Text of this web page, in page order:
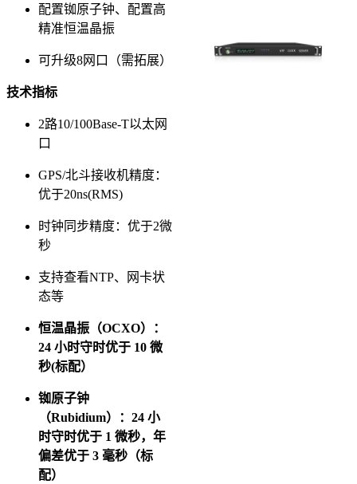
配置铷原子钟、配置高
精准恒温晶振
可升级8网口（需拓展）
技术指标
2路10/100Base-T以太网
口
GPS/北斗接收机精度：
优于20ns(RMS)
时钟同步精度：优于2微
秒
支持查看NTP、网卡状
态等
恒温晶振（OCXO）：
24 小时守时优于 10 微
秒(标配）
铷原子钟
（Rubidium）：24 小
时守时优于 1 微秒，年
偏差优于 3 毫秒（标
配）